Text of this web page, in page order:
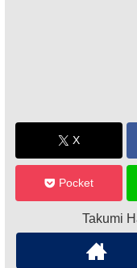
X
Pocket
Takumi